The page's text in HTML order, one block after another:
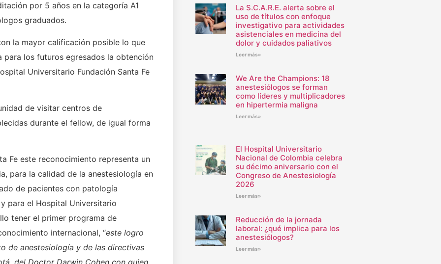
por 5 años en la categoría A1
graduados.
la mayor calificación posible lo que
para los futuros egresados la obtención
Universitario Fundación Santa Fe
de visitar centros de
durante el fellow, de igual forma
Fe este reconocimiento representa un
para la calidad de la anestesiología en
de pacientes con patología
para el Hospital Universitario
tener el primer programa de
internacional, “este logro
de anestesiología y de las directivas
La S.C.A.R.E. alerta sobre el
uso de títulos con enfoque
investigativo para actividades
asistenciales en medicina del
dolor y cuidados paliativos
Leer más»
We Are the Champions: 18
anestesiólogos se forman
como líderes y multiplicadores
en hipertermia maligna
Leer más»
El Hospital Universitario
Nacional de Colombia celebra
su décimo aniversario con el
Congreso de Anestesiología
2026
Leer más»
Reducción de la jornada
laboral: ¿qué implica para los
anestesiólogos?
Leer más»